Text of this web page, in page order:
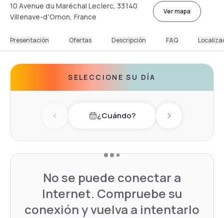
10 Avenue du Maréchal Leclerc, 33140
Villenave-d'Ornon, France
Ver mapa
Presentación Ofertas Descripción FAQ
SELECCIONE SU DÍA
Previous day¿Cuándo? Next day
No se puede conectar a
Internet. Compruebe su
conexión y vuelva a intentarlo